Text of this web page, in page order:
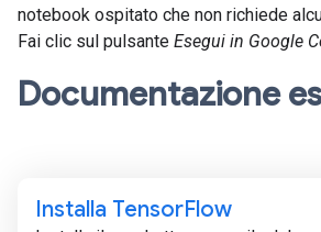
notebook ospitato che non richiede
Fai clic sul pulsante Esegui in Google
Documentazione
Installa TensorFlow